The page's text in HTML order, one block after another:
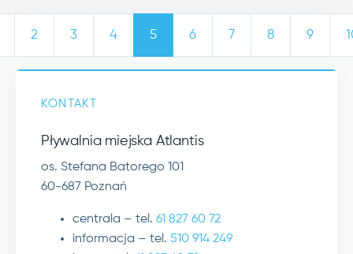
2 3 4 5 6 7 8 9
KONTAKT
Pływalnia miejska Atlantis
os. Stefana Batorego 101
60-687 Poznań
centrala – tel. 61 827 60 72
informacja – tel. 510 914 249